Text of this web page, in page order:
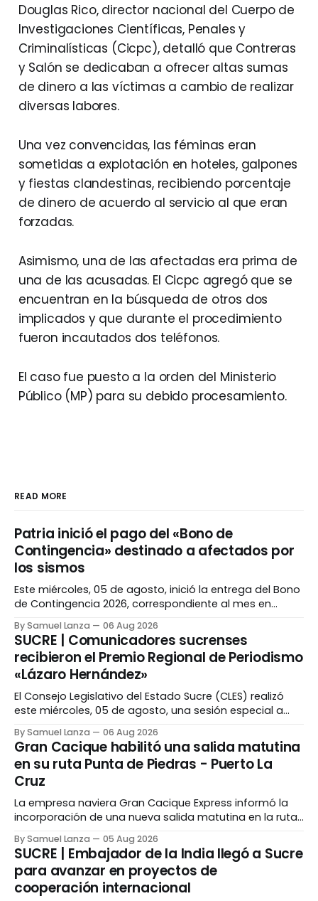
Douglas Rico, director nacional del Cuerpo de
Investigaciones Científicas, Penales y
Criminalísticas (Cicpc), detalló que Contreras
y Salón se dedicaban a ofrecer altas sumas
de dinero a las víctimas a cambio de realizar
diversas labores.
Una vez convencidas, las féminas eran
sometidas a explotación en hoteles, galpones
y fiestas clandestinas, recibiendo porcentaje
de dinero de acuerdo al servicio al que eran
forzadas.
Asimismo, una de las afectadas era prima de
una de las acusadas. El Cicpc agregó que se
encuentran en la búsqueda de otros dos
implicados y que durante el procedimiento
fueron incautados dos teléfonos.
El caso fue puesto a la orden del Ministerio
Público (MP) para su debido procesamiento.
READ MORE
Patria inició el pago del «Bono de
Contingencia» destinado a afectados por
los sismos
Este miércoles, 05 de agosto, inició la entrega del Bono
de Contingencia 2026, correspondiente al mes en
terremoto ocurrido el 24 de junio. El beneficio fue
distribuido a través de la Plataforma Patria. El Canal
Patria Digital informó que la asignación
By Samuel Lanza 06 Aug 2026
SUCRE | Comunicadores sucrenses
recibieron el Premio Regional de Periodismo
«Lázaro Hernández»
El Consejo Legislativo del Estado Sucre (CLES) realizó
este miércoles, 05 de agosto, una sesión especial a
fueron reconocidos comunicadores sociales de la
entidad con la entrega del Premio Regional de
Periodismo «Lázaro Hernández», edición 2026. La
actividad, desarrollada en
By Samuel Lanza 06 Aug 2026
Gran Cacique habilitó una salida matutina
en su ruta Punta de Piedras - Puerto La
Cruz
La empresa naviera Gran Cacique Express informó la
incorporación de una nueva salida matutina en la ruta
comenzará a operar a partir de agosto a bordo del
buque Najibito. La nueva frecuencia estará disponible
los sábados y domingos con zarpe a
By Samuel Lanza 05 Aug 2026
SUCRE | Embajador de la India llegó a Sucre
para avanzar en proyectos de
cooperación internacional